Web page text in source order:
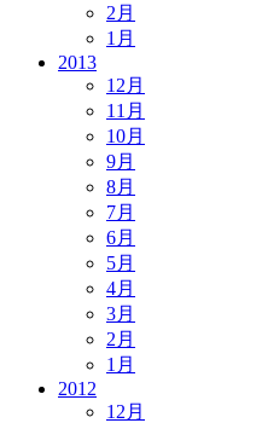
2月
1月
2013
12月
11月
10月
9月
8月
7月
6月
5月
4月
3月
2月
1月
2012
12月